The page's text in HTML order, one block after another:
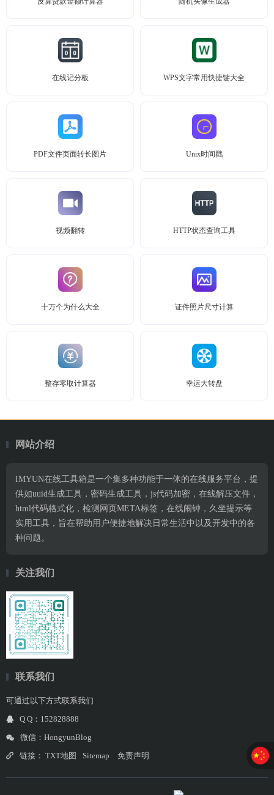
在线记分板 WPS文字常用快捷键大全
PDF文件页面转长图片 Unix时间戳
视频翻转 HTTP状态查询工具
十万个为什么大全 证件照片尺寸计算
整存零取计算器 幸运大转盘
网站介绍
IMYUN在线工具箱是一个集多种功能于一体的在线服务平台，提
供如uuid生成工具，密码生成工具，js代码加密，在线解压文件，
html代码格式化，检测网页META标签，在线闹钟，久坐提示等
实用工具，旨在帮助用户便捷地解决日常生活中以及开发中的各
种问题。
关注我们
联系我们
可通过以下方式联系我们
Q Q：152828888
微信：HongyunBlog
链接： TXT地图 Sitemap 免责声明